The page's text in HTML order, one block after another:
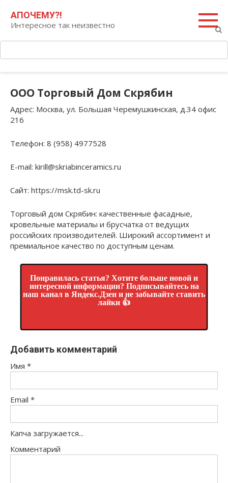
контенту
АПОЧЕМУ?!
Интересное так неизвестно
ООО Торговый Дом Скрябин
Адрес: Москва, ул. Большая Черемушкинская, д.34 офис
216
Телефон: 8 (958) 4977528
E-mail: kirill@skriabinceramics.ru
Сайт: https://msk.td-sk.ru
Торговый дом Скрябин: качественные фасадные,
кровельные материалы и брусчатка от ведущих
российских производителей. Широкий ассортимент и
премиальное качество по доступным ценам.
Понравилась статья? Хотите больше новой и
интересной информации? Подписывайтесь на
наш канал в Яндекс.Дзен и не забывайте ставить
лайки 👍
Добавить комментарий
Имя *
Email *
Капча загружается...
Комментарий